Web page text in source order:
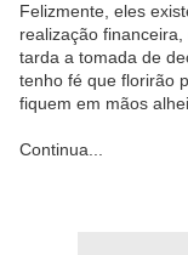
Felizmente, eles
realização
tarda a tomada de
tenho fé que florirão
fiquem em mãos
Continua...